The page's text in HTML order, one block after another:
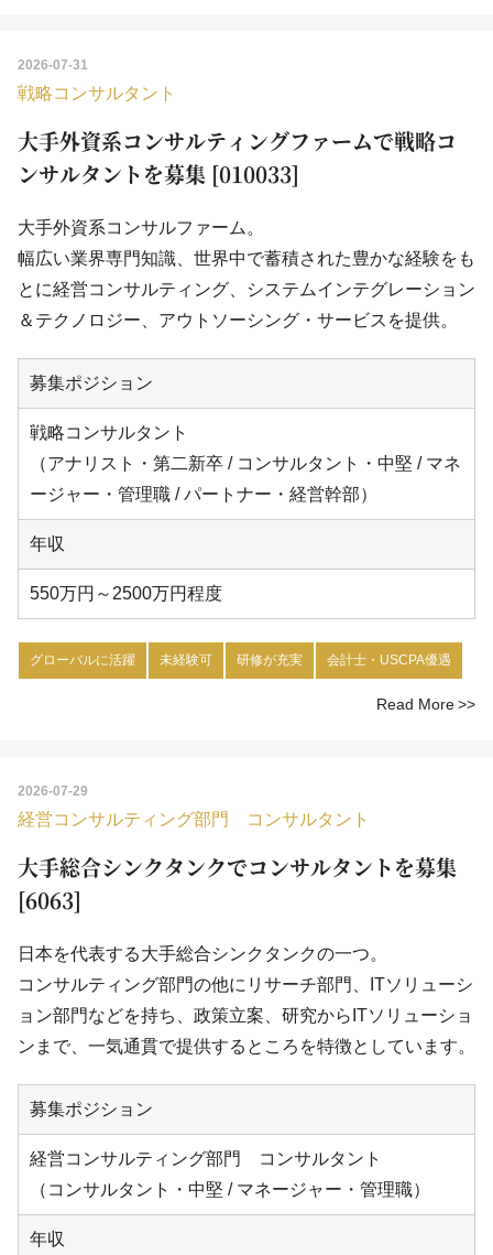
2026-07-31
戦略コンサルタント
大手外資系コンサルティングファームで戦略コ
ンサルタントを募集 [010033]
大手外資系コンサルファーム。
幅広い業界専門知識、世界中で蓄積された豊かな経験をも
とに経営コンサルティング、システムインテグレーション
＆テクノロジー、アウトソーシング・サービスを提供。
募集ポジション
戦略コンサルタント
（アナリスト・第二新卒 / コンサルタント・中堅 / マネ
ージャー・管理職 / パートナー・経営幹部）
年収
550万円～2500万円程度
グローバルに活躍 未経験可 研修が充実 会計士・USCPA優遇
Read More
2026-07-29
経営コンサルティング部門 コンサルタント
大手総合シンクタンクでコンサルタントを募集
[6063]
日本を代表する大手総合シンクタンクの一つ。
コンサルティング部門の他にリサーチ部門、ITソリューシ
ョン部門などを持ち、政策立案、研究からITソリューショ
ンまで、一気通貫で提供するところを特徴としています。
募集ポジション
経営コンサルティング部門 コンサルタント
（コンサルタント・中堅 / マネージャー・管理職）
年収